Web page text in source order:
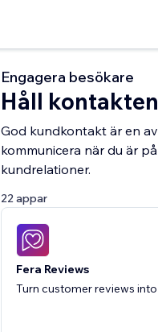
Engagera besökare
Håll
God kundkontakt är en
kommunicera när du är
kundrelationer.
22 appar
Fera Reviews
Turn customer reviews